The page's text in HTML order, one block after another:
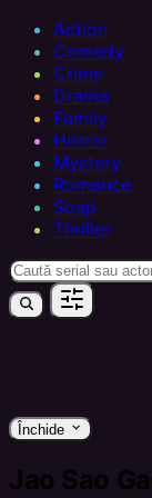
Action
Comedy
Crime
Drama
Family
Horror
Mystery
Romance
Soap
Thriller
Închide keyboard_arrow_down
Jao Sao